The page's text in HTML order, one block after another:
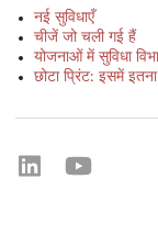
नई सुविधाएँ
चीजें जो चली गई हैं
योजनाओं में सुविधा
छोटा प्रिंट: इसमें